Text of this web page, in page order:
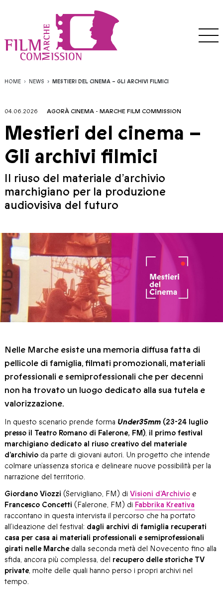
HOME NEWS MESTIERI DEL CINEMA – GLI ARCHIVI FILMICI
04.06.2026 AGORÀ CINEMA - MARCHE FILM COMMISSION
Mestieri del cinema –
Gli archivi filmici
Il riuso del materiale d’archivio
marchigiano per la produzione
audiovisiva del futuro
Nelle Marche esiste una memoria diffusa fatta di
pellicole di famiglia, filmati promozionali, materiali
professionali e semiprofessionali che per decenni
non ha trovato un luogo dedicato alla sua tutela e
valorizzazione.
In questo scenario prende forma Under35mm (23-24 luglio
presso il Teatro Romano di Falerone, FM), il primo festival
marchigiano dedicato al riuso creativo del materiale
d’archivio da parte di giovani autori. Un progetto che intende
colmare un’assenza storica e delineare nuove possibilità per la
narrazione del territorio.
Giordano Viozzi (Servigliano, FM) di Visioni d’Archivio e
Francesco Concetti (Falerone, FM) di Fabbrika Kreativa
raccontano in questa intervista il percorso che ha portato
all’ideazione del festival: dagli archivi di famiglia recuperati
casa per casa ai materiali professionali e semiprofessionali
girati nelle Marchedalla seconda metà del Novecento fino alla
sfida, ancora più complessa, del recupero delle storiche TV
private, molte delle quali hanno perso i propri archivi nel
tempo.